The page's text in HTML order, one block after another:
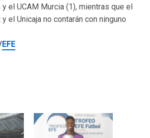
el UCAM Murcia (1), mientras que el
el Unicaja no contarán con ninguno
EFE